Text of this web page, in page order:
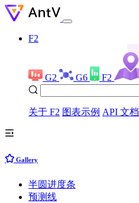
F2
G2 G6 F2
关于 F2 图表示例 API 文档
Gallery
半圆进度条
预测线